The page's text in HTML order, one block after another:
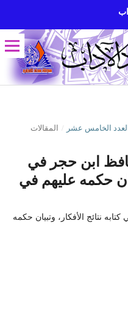
/ المقالات
ابن حجر في
حكمه عليهم في
نتائج الأفكار، وتبيان حكمه